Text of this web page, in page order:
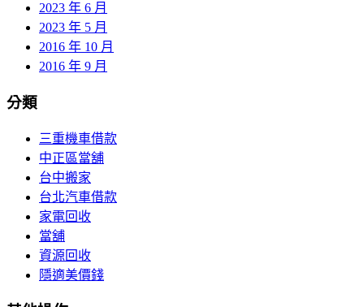
2023 年 6 月
2023 年 5 月
2016 年 10 月
2016 年 9 月
分類
三重機車借款
中正區當舖
台中搬家
台北汽車借款
家電回收
當舖
資源回收
隱適美價錢